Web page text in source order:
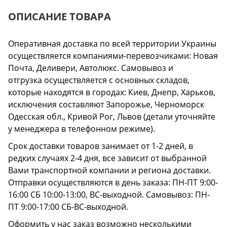
ОПИСАНИЕ ТОВАРА
Оперативная доставка по всей территории Украины
осуществляется компаниями-перевозчиками: Новая
Почта, Деливери, Автолюкс. Самовывоз и
отгрузка осуществляется с основных складов,
которые находятся в городах: Киев, Днепр, Харьков,
исключения составляют Запорожье, Черноморск
Одесская обл., Кривой Рог, Львов (детали уточняйте
у менеджера в телефонном режиме).
Срок доставки товаров занимает от 1-2 дней, в
редких случаях 2-4 дня, все зависит от выбранной
Вами транспортной компании и региона доставки.
Отправки осуществляются в день заказа: ПН-ПТ 9:00-
16:00 СБ 10:00-13:00, ВС-выходной. Самовывоз: ПН-
ПТ 9:00-17:00 СБ-ВС-выходной.
Оформить у нас заказ возможно несколькими